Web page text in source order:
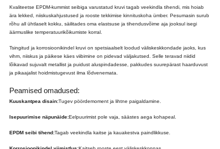
Kvaliteetse EPDM-kummist seibiga varustatud kruvi tagab veekindla tihendi, mis hoiab
ära lekked, niiskuskahjustused ja rooste tekkimise kinnituskoha ümber. Pesumasin surub
rõhu all ühtlaselt kokku, säilitades oma elastsuse ja tihendusvõime aja jooksul isegi
äärmuslike temperatuurikõikumiste korral.
Tsingitud ja korrosioonikindel kruvi on spetsiaalselt loodud väliskeskkondade jaoks, kus
vihm, niiskus ja päikese käes viibimine on pidevad väljakutsed. Selle teravad niidid
lõikavad sujuvalt metallist ja puidust aluspindadesse, pakkudes suurepärast haarduvust
ja pikaajalist hoidmistugevust ilma lõdvenemata.
Peamised omadused:
Kuuskantpea disain:Tugev pöördemoment ja lihtne paigaldamine.
Isepuurimise näpunäide:Eelpuurimist pole vaja, säästes aega kohapeal.
EPDM seibi tihend:Tagab veekindla kaitse ja kauakestva paindlikkuse.